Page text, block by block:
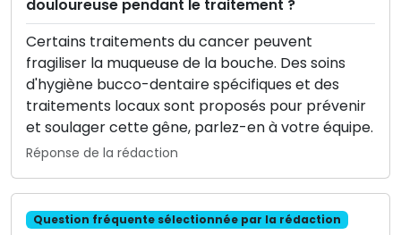
douloureuse pendant le traitement ?
Certains traitements du cancer peuvent
fragiliser la muqueuse de la bouche. Des soins
d'hygiène bucco-dentaire spécifiques et des
traitements locaux sont proposés pour prévenir
et soulager cette gêne, parlez-en à votre équipe.
Réponse de la rédaction
Question fréquente sélectionnée par la rédaction